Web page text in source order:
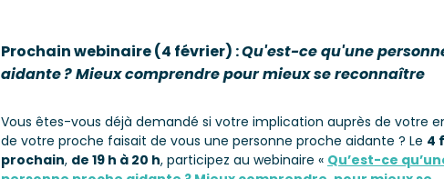
Prochain webinaire (4 février) :Qu'est-ce qu'une
aidante? Mieux comprendre pour mieux se reconnaître
Vous êtes-vous déjà demandé si votre implication auprès de votre
de votre proche faisait de vous une personne proche aidante ? Le 4
prochain, de 19 h à 20 h, participez au webinaire « Qu’est-ce